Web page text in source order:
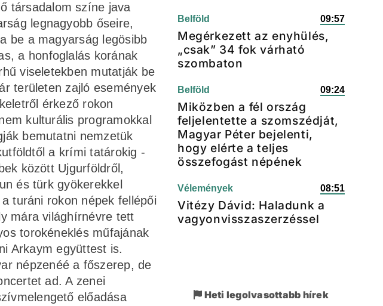
társadalom színe java
legnagyobb őseire,
be a magyarság legösibb
a honfoglalás korának
viseletekben mutatják be
területen zajló események
érkező rokon
kulturális programokkal
bemutatni nemzetük
a krími tatárokig -
között Ujgurföldről,
és türk gyökerekkel
turáni rokon népek fellépői
mára világhírnévre tett
torokéneklés műfajának
Arkaym együttest is.
népzenéé a főszerep, de
ad. A zenei
előadása
Belföld 09:57
Megérkezett az enyhülés,
„csak” 34 fok várható
szombaton
Belföld 09:24
Miközben a fél ország
feljelentette a szomszédját,
Magyar Péter bejelenti,
hogy elérte a teljes
összefogást népének
Vélemények 08:51
Vitézy Dávid: Haladunk a
vagyonvisszaszerzéssel
Heti legolvasottabb hírek